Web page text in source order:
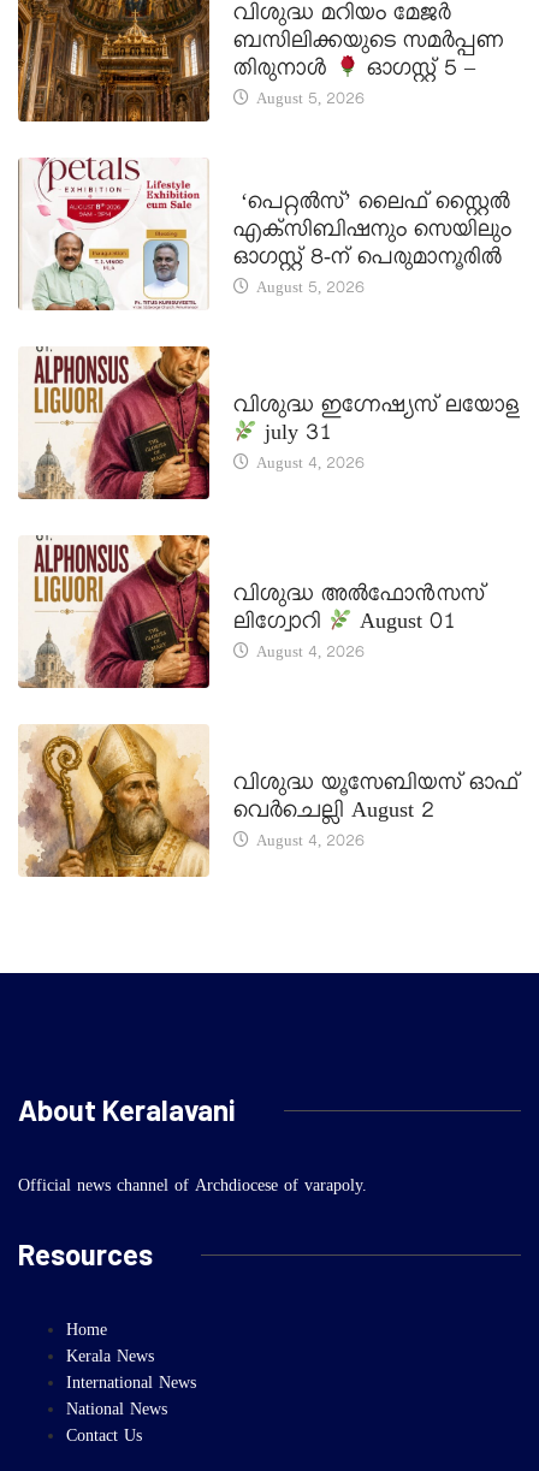
വിശുദ്ധ മറിയം മേജർ
ബസിലിക്കയുടെ സമർപ്പണ
തിരുനാൾ
ഓഗസ്റ്റ് 5 –
August 5, 2026
‘പെറ്റൽസ്’ ലൈഫ് സ്റ്റൈൽ
എക്സിബിഷനും സെയിലും
ഓഗസ്റ്റ് 8-ന് പെരുമാനൂരിൽ
August 5, 2026
വിശുദ്ധ ഇഗ്നേഷ്യസ് ലയോള
july 31
August 4, 2026
വിശുദ്ധ അൽഫോൻസസ്
ലിഗ്വോറി
August 01
August 4, 2026
വിശുദ്ധ യൂസേബിയസ് ഓഫ്
വെർചെല്ലി August 2
August 4, 2026
About Keralavani
Official news channel of Archdiocese of varapoly.
Resources
Home
Kerala News
International News
National News
Contact Us